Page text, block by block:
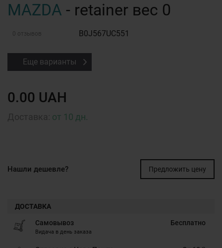
MAZDA - retainer вес 0
0 отзывов B0J567UC551
Еще варианты
0.00 UAH
от 10 дн.
Нашли дешевле? Предложить цену
ДОСТАВКА
Самовывоз
Видача в день заказа
Бесплатно